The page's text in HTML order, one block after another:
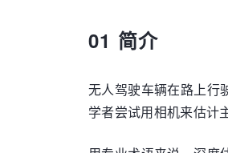
01 简介
无人驾驶车辆在路上行
学者尝试用相机来估计